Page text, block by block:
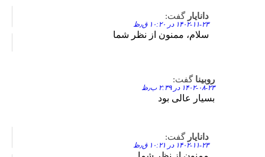
دانایار گفت:
۱۴۰۲-۱۱-۲۳ در ۱۰:۲۰ ق٫ظ
سلام، ممنون از نظر شما
روبینا گفت:
۱۴۰۲-۰۸-۲۳ در ۲:۳۹ ب٫ظ
بسیار عالی بود
دانایار گفت:
۱۴۰۲-۱۱-۲۳ در ۱۰:۲۱ ق٫ظ